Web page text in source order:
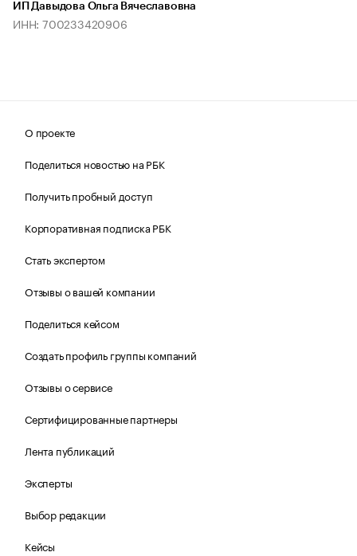
ИП Давыдова Ольга Вячеславовна
ИНН: 700233420906
О проекте
Поделиться новостью на РБК
Получить пробный доступ
Корпоративная подписка РБК
Стать экспертом
Отзывы о вашей компании
Поделиться кейсом
Создать профиль группы компаний
Отзывы о сервисе
Сертифицированные партнеры
Лента публикаций
Эксперты
Выбор редакции
Кейсы